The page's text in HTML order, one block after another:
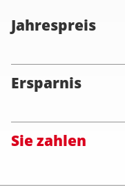
Jahrespreis
Ersparnis
Sie zahlen